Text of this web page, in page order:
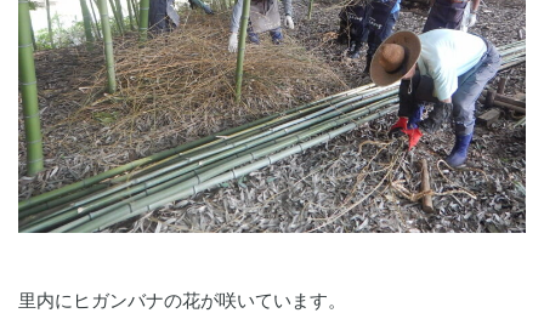
里内にヒガンバナの花が咲いています。